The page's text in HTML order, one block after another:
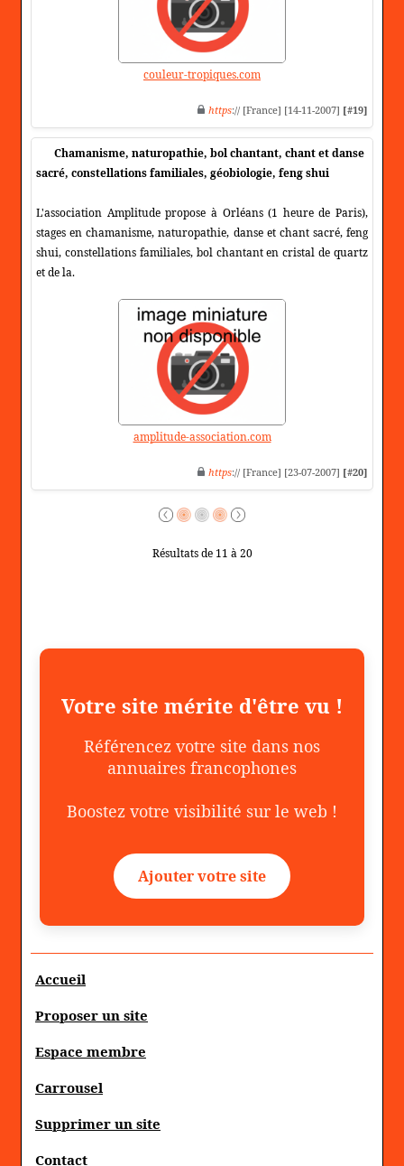
couleur-tropiques.com
https:// [France] [14-11-2007] [#19]
Chamanisme, naturopathie, bol chantant, chant et danse
sacré, constellations familiales, géobiologie, feng shui
L'association Amplitude propose à Orléans (1 heure de Paris),
stages en chamanisme, naturopathie, danse et chant sacré, feng
shui, constellations familiales, bol chantant en cristal de quartz
et de la.
amplitude-association.com
https:// [France] [23-07-2007] [#20]
Résultats de 11 à 20
Votre site mérite d'être vu !
Référencez votre site dans nos
annuaires francophones
Boostez votre visibilité sur le web !
Ajouter votre site
Accueil
Proposer un site
Espace membre
Carrousel
Supprimer un site
Contact